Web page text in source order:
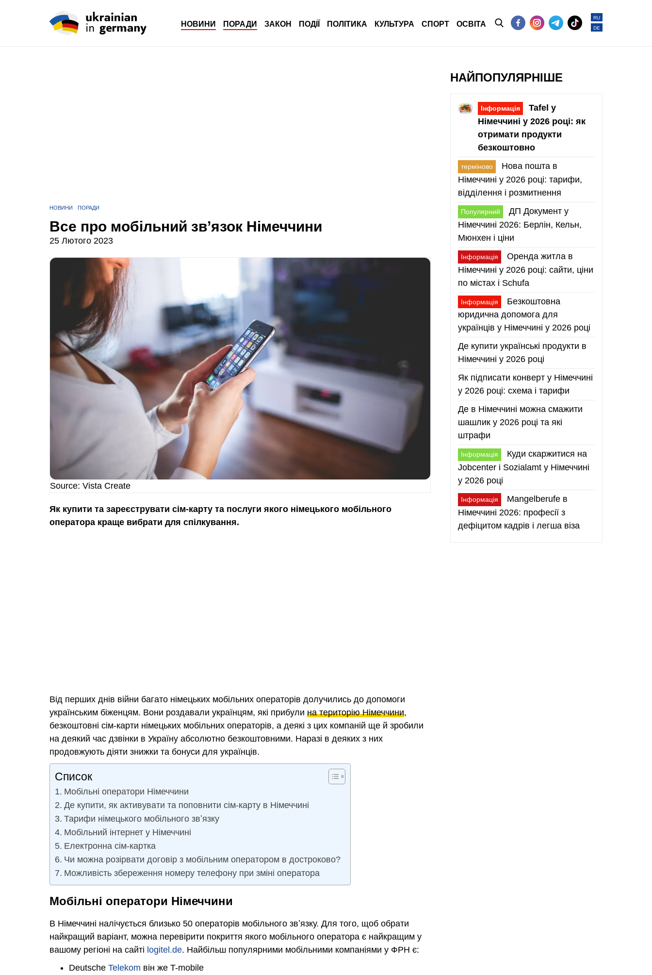
НОВИНИ ПОРАДИ ЗАКОН ПОДІЇ ПОЛІТИКА КУЛЬТУРА СПОРТ ОСВІТА
RU
DE
НОВИНИ ПОРАДИ
Все про мобільний зв’язок Німеччини
25 Лютого 2023
Source: Vista Create
Як купити та зареєструвати сім-карту та послуги якого німецького мобільного
оператора краще вибрати для спілкування.
Від перших днів війни багато німецьких мобільних операторів долучились до допомоги
українським біженцям. Вони роздавали українцям, які прибули на територію Німеччини,
безкоштовні сім-карти німецьких мобільних операторів, а деякі з цих компаній ще й зробили
на деякий час дзвінки в Україну абсолютно безкоштовними. Наразі в деяких з них
продовжують діяти знижки та бонуси для українців.
Список
Мобільні оператори Німеччини
Де купити, як активувати та поповнити сім-карту в Німеччині
Тарифи німецького мобільного звʼязку
Мобільний інтернет у Німеччині
Електронна сім-картка
Чи можна розірвати договір з мобільним оператором в достроково?
Можливість збереження номеру телефону при зміні оператора
Мобільні оператори Німеччини
В Німеччині налічується близько 50 операторів мобільного звʼязку. Для того, щоб обрати
найкращий варіант, можна перевірити покриття якого мобільного оператора є найкращим у
вашому регіоні на сайті logitel.de. Найбільш популярними мобільними компаніями у ФРН є:
Deutsche Telekom він же T-mobile
НАЙПОПУЛЯРНІШЕ
Інформація
Tafel у
Німеччині у 2026 році: як
отримати продукти
безкоштовно
терміново
Нова пошта в
Німеччині у 2026 році: тарифи,
відділення і розмитнення
Популярний
ДП Документ у
Німеччині 2026: Берлін, Кельн,
Мюнхен і ціни
Інформація
Оренда житла в
Німеччині у 2026 році: сайти, ціни
по містах і Schufa
Інформація
Безкоштовна
юридична допомога для
українців у Німеччині у 2026 році
Де купити українські продукти в
Німеччині у 2026 році
Як підписати конверт у Німеччині
у 2026 році: схема і тарифи
Де в Німеччині можна смажити
шашлик у 2026 році та які
штрафи
Інформація
Куди скаржитися на
Jobcenter і Sozialamt у Німеччині
у 2026 році
Інформація
Mangelberufe в
Німеччині 2026: професії з
дефіцитом кадрів і легша віза